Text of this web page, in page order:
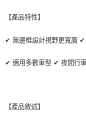
結帳頁面，進行簡訊認證
３．收到繳費通知簡訊後
※ 交易是否成功請以「
每筆NT$70，滿NT$490(
付款後全家取貨 (運費
付款後萊爾富取貨 (運費
【產品特性】
✔ 無邊框設計視野更寬廣 ✔
✔ 適用多數車型 ✔ 夜間行
【產品敘述】